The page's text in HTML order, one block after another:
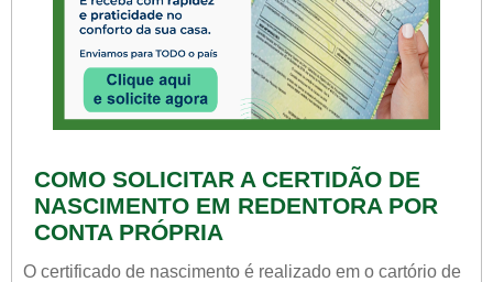
COMO SOLICITAR A CERTIDÃO DE
NASCIMENTO EM REDENTORA POR
CONTA PRÓPRIA
O certificado de nascimento é realizado em o cartório de